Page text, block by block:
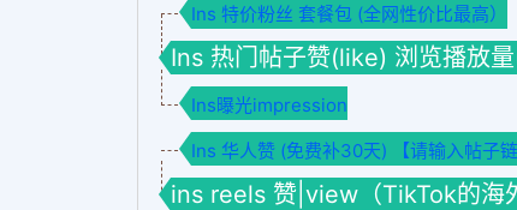
Ins 特价粉丝 套餐包 (全网性价比最高）
Ins 热门帖子赞(like) 浏览播放
Ins曝光impression
Ins 华人赞 (免费补30天) 【请输入帖子链
ins reels 赞|view（TikTok的海